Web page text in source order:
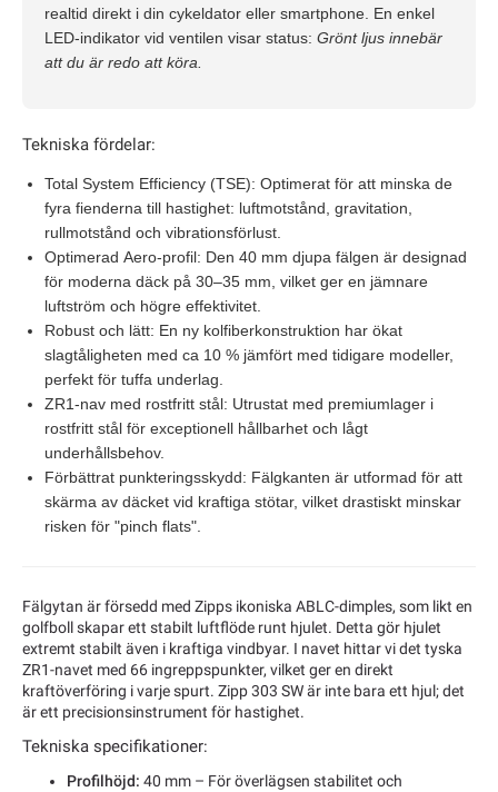
realtid direkt i din cykeldator eller smartphone. En enkel
LED-indikator vid ventilen visar status: Grönt ljus innebär
att du är redo att köra.
Tekniska fördelar:
Total System Efficiency (TSE): Optimerat för att minska de
fyra fienderna till hastighet: luftmotstånd, gravitation,
rullmotstånd och vibrationsförlust.
Optimerad Aero-profil: Den 40 mm djupa fälgen är designad
för moderna däck på 30–35 mm, vilket ger en jämnare
luftström och högre effektivitet.
Robust och lätt: En ny kolfiberkonstruktion har ökat
slagtåligheten med ca 10 % jämfört med tidigare modeller,
perfekt för tuffa underlag.
ZR1-nav med rostfritt stål: Utrustat med premiumlager i
rostfritt stål för exceptionell hållbarhet och lågt
underhållsbehov.
Förbättrat punkteringsskydd: Fälgkanten är utformad för att
skärma av däcket vid kraftiga stötar, vilket drastiskt minskar
risken för "pinch flats".
Fälgytan är försedd med Zipps ikoniska ABLC-dimples, som likt en
golfboll skapar ett stabilt luftflöde runt hjulet. Detta gör hjulet
extremt stabilt även i kraftiga vindbyar. I navet hittar vi det tyska
ZR1-navet med 66 ingreppspunkter, vilket ger en direkt
kraftöverföring i varje spurt. Zipp 303 SW är inte bara ett hjul; det
är ett precisionsinstrument för hastighet.
Tekniska specifikationer:
Profilhöjd: 40 mm – För överlägsen stabilitet och